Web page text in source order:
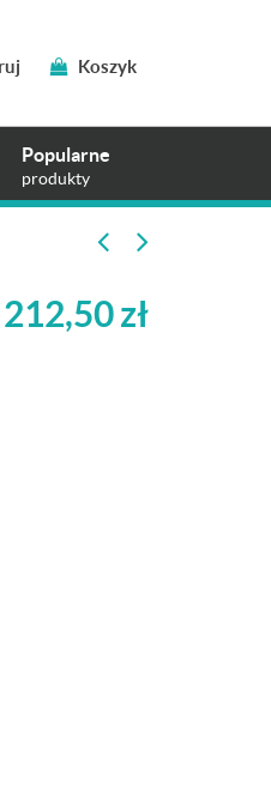
Koszyk
Popularne
produkty
212,50zł